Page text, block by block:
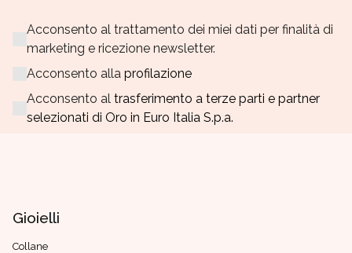
Acconsento al trattamento dei miei dati per finalità di
marketing e ricezione newsletter.
Acconsento alla profilazione
Acconsento al trasferimento a terze parti e partner
selezionati di Oro in Euro Italia S.p.a.
Gioielli
Collane